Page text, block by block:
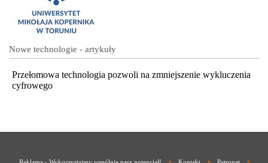
Nowe technologie - artykuły
Przełomowa technologia pozwoli na zmniejszenie wykluczenia
cyfrowego